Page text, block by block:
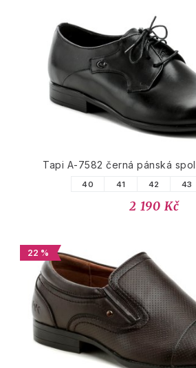
Tapi A-7582 černá pánská
40 41 42 43
2 190 Kč
22 %